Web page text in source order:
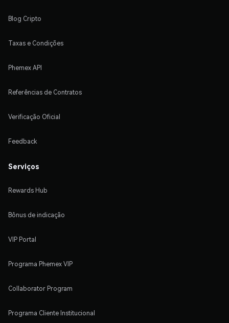
Blog Cripto
Taxas e Condições
Phemex API
Referências de Contratos
Verificação Oficial
Feedback
Serviços
Rewards Hub
Bônus de indicação
VIP Portal
Programa Phemex VIP
Collaborator Program
Programa Cliente Institucional